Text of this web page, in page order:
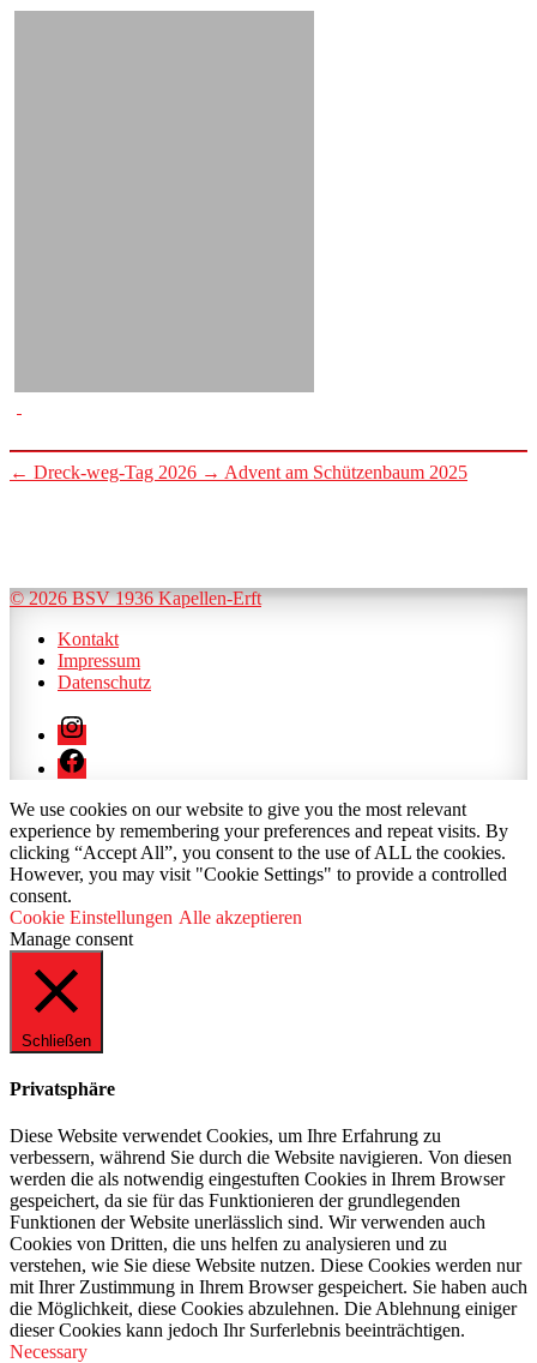
← Dreck-weg-Tag 2026 → Advent am Schützenbaum 2025
© 2026 BSV 1936 Kapellen-Erft
Kontakt
Impressum
Datenschutz
Instagram
Facebook
We use cookies on our website to give you the most relevant
experience by remembering your preferences and repeat visits. By
clicking “Accept All”, you consent to the use of ALL the cookies.
However, you may visit "Cookie Settings" to provide a controlled
consent.
Cookie Einstellungen Alle akzeptieren
Manage consent
Schließen
Privatsphäre
Diese Website verwendet Cookies, um Ihre Erfahrung zu
verbessern, während Sie durch die Website navigieren. Von diesen
werden die als notwendig eingestuften Cookies in Ihrem Browser
gespeichert, da sie für das Funktionieren der grundlegenden
Funktionen der Website unerlässlich sind. Wir verwenden auch
Cookies von Dritten, die uns helfen zu analysieren und zu
verstehen, wie Sie diese Website nutzen. Diese Cookies werden nur
mit Ihrer Zustimmung in Ihrem Browser gespeichert. Sie haben auch
die Möglichkeit, diese Cookies abzulehnen. Die Ablehnung einiger
dieser Cookies kann jedoch Ihr Surferlebnis beeinträchtigen.
Necessary